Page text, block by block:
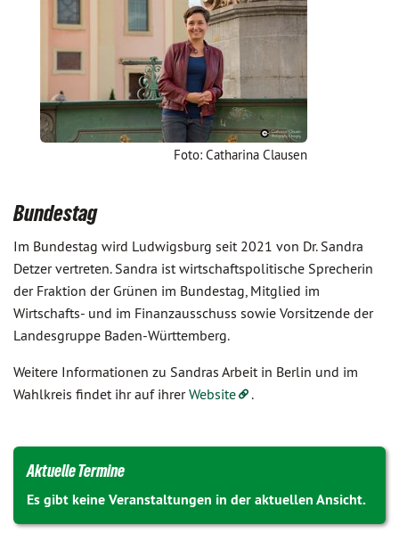
Foto: Catharina Clausen
Bundestag
Im Bundestag wird Ludwigsburg seit 2021 von Dr. Sandra
Detzer vertreten. Sandra ist wirtschaftspolitische Sprecherin
der Fraktion der Grünen im Bundestag, Mitglied im
Wirtschafts- und im Finanzausschuss sowie Vorsitzende der
Landesgruppe Baden-Württemberg.
Weitere Informationen zu Sandras Arbeit in Berlin und im
Wahlkreis findet ihr auf ihrerWebsite .
Aktuelle Termine
Es gibt keine Veranstaltungen in der aktuellen Ansicht.